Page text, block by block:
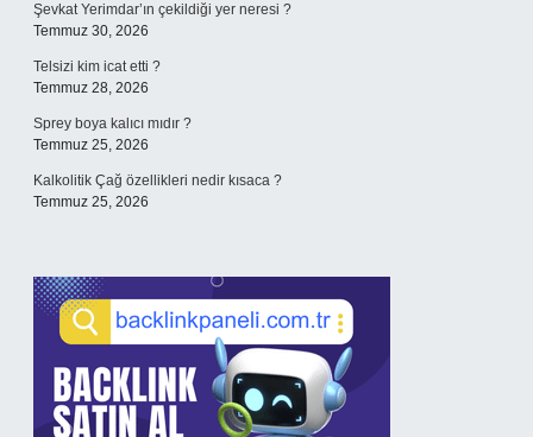
Şevkat Yerimdar’ın çekildiği yer neresi ?
Temmuz 30, 2026
Telsizi kim icat etti ?
Temmuz 28, 2026
Sprey boya kalıcı mıdır ?
Temmuz 25, 2026
Kalkolitik Çağ özellikleri nedir kısaca ?
Temmuz 25, 2026